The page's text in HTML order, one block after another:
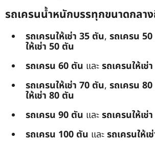
รถเครนน้ำหนักบรรทุกขนาดกลา
รถเครนให้เช่า 35 ตัน, รถเครน
ให้เช่า 50 ตัน
รถเครน 60 ตัน และรถเครนให้เช่
รถเครนให้เช่า 70 ตัน, รถเครน
ให้เช่า 80 ตัน
รถเครน 90 ตัน และรถเครนให้เช่
รถเครน 100 ตัน และรถเครนให้เ